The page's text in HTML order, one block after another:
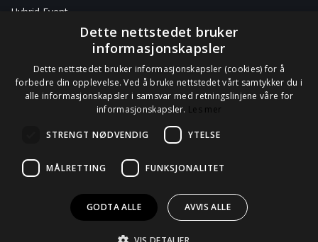
Hybrid Event
ABOUT US
Privacy Statement
GDPR Information
Data Processor Agreement
Dette nettstedet bruker
informasjonskapsler
Dette nettstedet bruker informasjonskapsler (cookies) for å
forbedre din opplevelse. Ved å bruke nettstedet vårt samtykker du i
alle informasjonskapsler i samsvar med retningslinjene våre for
informasjonskapsler. Les mer
STRENGT NØDVENDIG YTELSE
MÅLRETTING FUNKSJONALITET
GODTA ALLE AVVIS ALLE